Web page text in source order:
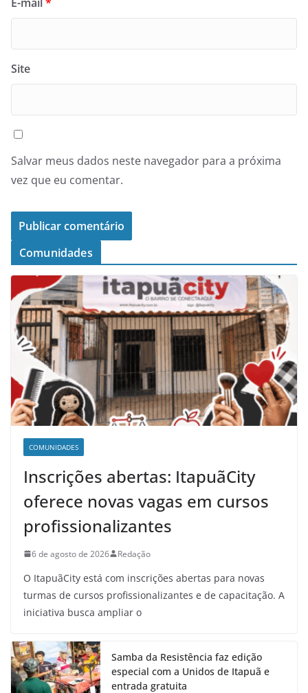
Site
Salvar meus dados neste navegador para a próxima
vez que eu comentar.
Comunidades
COMUNIDADES
Inscrições abertas: ItapuãCity
oferece novas vagas em cursos
profissionalizantes
6 de agosto de 2026 Redação
O ItapuãCity está com inscrições abertas para novas
turmas de cursos profissionalizantes e de capacitação. A
iniciativa busca ampliar o
Samba da Resistência faz edição
especial com a Unidos de Itapuã e
entrada gratuita